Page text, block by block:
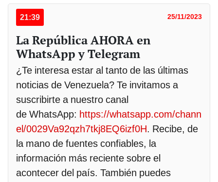
21:39 25/11/2023
La República AHORA en
WhatsApp y Telegram
¿Te interesa estar al tanto de las últimas
noticias de Venezuela? Te invitamos a
suscribirte a nuestro canal
de WhatsApp: https://whatsapp.com/chann
el/0029Va92qzh7tkj8EQ6izf0H. Recibe, de
la mano de fuentes confiables, la
información más reciente sobre el
acontecer del país. También puedes